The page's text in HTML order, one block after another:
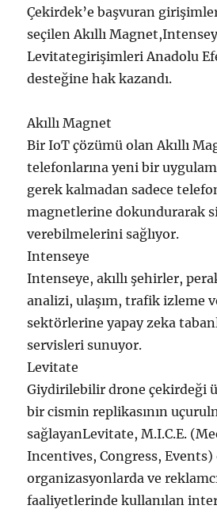
Çekirdek’e başvuran
seçilen Akıllı
Levitategirişimleri Anadolu
desteğine hak kazandı.
Akıllı Magnet
Bir IoT çözümü olan Akıllı
telefonlarına yeni bir
gerek kalmadan sadece
magnetlerine dokundurarak
verebilmelerini sağlıyor.
Intenseye
Intenseye, akıllı şehirler,
analizi, ulaşım, trafik izleme
sektörlerine yapay zeka
servisleri sunuyor.
Levitate
Giydirilebilir drone çekirdeği
bir cismin replikasının
sağlayanLevitate, M.I.C.E.
Incentives, Congress,
organizasyonlarda ve
faaliyetlerinde kullanılan